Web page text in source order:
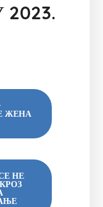
ЖЕНА
НЕ